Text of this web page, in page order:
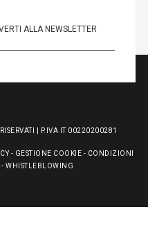
| P.IVA IT 00220200281
- GESTIONE COOKIE - CONDIZIONI
- WHISTLEBLOWING